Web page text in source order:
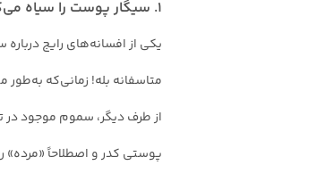
1. سیگار پوست را سیاه می‌کند
یکی از افسانه‌های رایج
متاسفانه بله! زمانی‌که
از طرف دیگر، سموم موجود
پوستی کدر و اصطلاحاً «مرده»